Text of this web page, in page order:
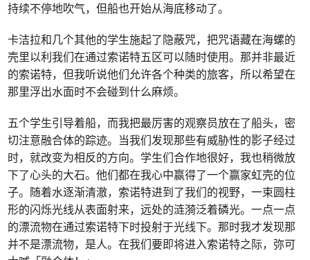
持续不停地吹气，但船也开始从海底移动了。
卡洁拉和几个其他的学生施起了隐蔽咒，把咒语藏在海螺的
壳里以利我们在通过索诺特五区可以随时使用。那并非最近
的索诺特，但我听说他们允许各个种类的旅客，所以希望在
那里浮出水面时不会碰到什么麻烦。
五个学生引导着船，而我把最厉害的观察员放在了船头，密
切注意融合体的踪迹。当我们发现那些有威胁性的影子经过
时，就改变为相反的方向。学生们合作地很好，我也稍微放
下了心头的大石。他们都在我心中赢得了一个赢家虹壳的位
子。随着水逐渐清澈，索诺特进到了我们的视野，一束圆柱
形的闪烁光线从表面射来，远处的涟漪泛着磷光。一点一点
的漂流物在通过索诺特下时投射于光线下。那时我才发现那
并不是漂流物，是人。在我们要即将进入索诺特之际，弥可